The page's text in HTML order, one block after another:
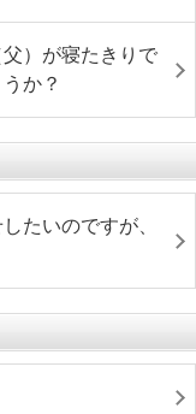
）が寝たきりで
か？
たいのですが、